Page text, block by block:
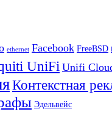
ethernet Facebook FreeBSD
UniFi Unifi
Контекстная
Эдельвейс